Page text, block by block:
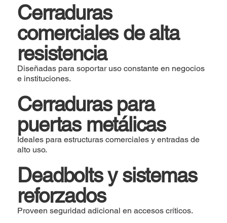
Cerraduras
comerciales de alta
resistencia
Diseñadas para soportar uso constante en negocios
e instituciones.
Cerraduras para
puertas metálicas
Ideales para estructuras comerciales y entradas de
alto uso.
Deadbolts y sistemas
reforzados
Proveen seguridad adicional en accesos críticos.